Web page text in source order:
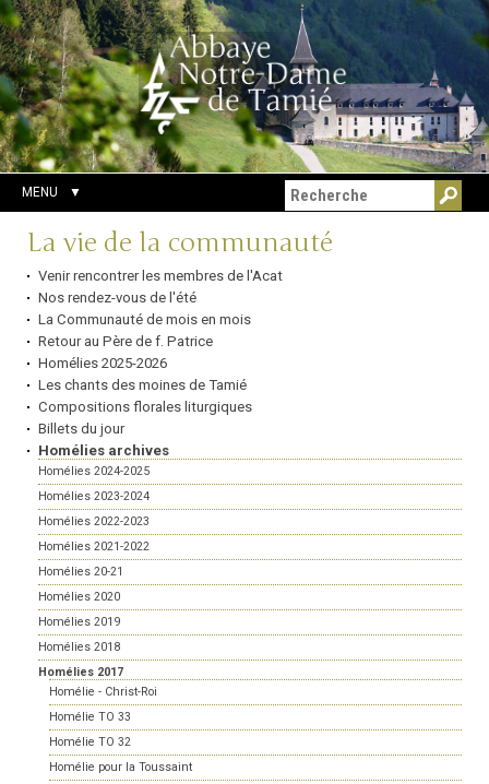
Aller
au
contenu.
|
Aller
à
la
navigation
Outils
personnels
Chercher par
Recherche
avancée…
MENU
Navigation
La vie de la communauté
Venir rencontrer les membres de l'Acat
Nos rendez-vous de l'été
La Communauté de mois en mois
Retour au Père de f. Patrice
Homélies 2025-2026
Les chants des moines de Tamié
Compositions florales liturgiques
Billets du jour
Homélies archives
Homélies 2024-2025
Homélies 2023-2024
Homélies 2022-2023
Homélies 2021-2022
Homélies 20-21
Homélies 2020
Homélies 2019
Homélies 2018
Homélies 2017
Homélie - Christ-Roi
Homélie TO 33
Homélie TO 32
Homélie pour la Toussaint